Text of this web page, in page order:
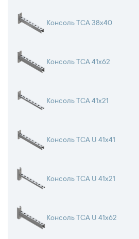
Консоль TCA 38x40
Консоль TCA 41х62
Консоль TCA 41х21
Консоль TCA U 41х41
Консоль TCA U 41х21
Консоль TCA U 41х62